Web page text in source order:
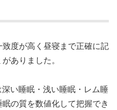
致度が高く昼寝まで正確に記
ありました。
い睡眠・浅い睡眠・レム睡
の質を数値化して把握でき